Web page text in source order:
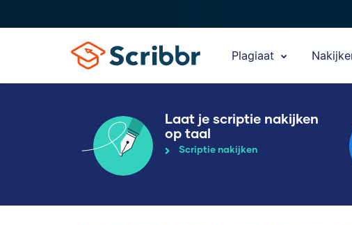
Plagiaat
Laat je scriptie nakijken
op taal
Scriptie nakijken